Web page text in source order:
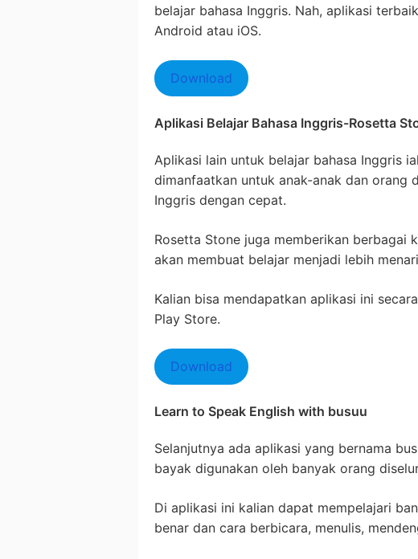
belajar bahasa Inggris. Nah, aplikasi
Android atau iOS.
Download
Aplikasi Belajar Bahasa Inggris-Rosetta
Aplikasi lain untuk belajar bahasa Inggris
dimanfaatkan untuk anak-anak dan orang
Inggris dengan cepat.
Rosetta Stone juga memberikan berbagai
akan membuat belajar menjadi lebih
Kalian bisa mendapatkan aplikasi ini
Play Store.
Download
Learn to Speak English with busuu
Selanjutnya ada aplikasi yang bernama
bayak digunakan oleh banyak orang
Di aplikasi ini kalian dapat mempelajari
benar dan cara berbicara, menulis,